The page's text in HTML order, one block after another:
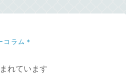
コラム＊
れています